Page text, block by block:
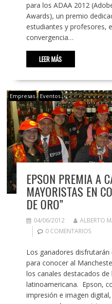
para los ADAA 2012
Awards), un premio
estudiantes y profesores,
convergencia…
LEER MÁS
Empresas Eventos
EPSON PREMIA A
MAYORISTAS EN
DE ORO”
04/06/2012 ALBERTO
0 COMENTARIOS
Los ganadores
para conocer al
los canales destacados de
latinoamericana. Epson,
impresión e imagen